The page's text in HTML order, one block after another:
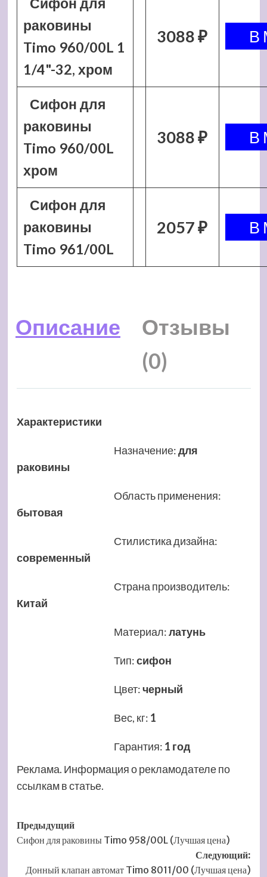
раковины
Timo 960/00L 1
1/4"-32, хром
3088 ₽
Сифон для
раковины
Timo 960/00L
хром
3088 ₽
Сифон для
раковины
Timo 961/00L
2057 ₽
Описание
Отзывы
(0)
Характеристики
Назначение:для
раковины
Область применения:
бытовая
Стилистика дизайна:
современный
Страна производитель:
Китай
Материал:латунь
Тип:сифон
Цвет:черный
Вес, кг: 1
Гарантия: 1 год
Реклама. Информация о рекламодателе по
ссылкам в статье.
Навигация
записи
Предыдущий
Сифон для раковины Timo 958/00L (Лучшая цена)
Следующий:
Донный клапан автомат Timo 8011/00 (Лучшая цена)